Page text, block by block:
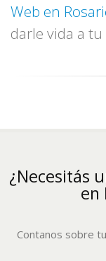
Web en
darle vida a
¿Necesitás
en
Contanos sobre